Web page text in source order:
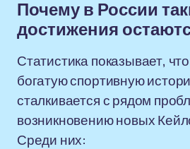
Почему в России
достижения
Статистика показывает,
богатую спортивную
сталкивается с рядом
возникновению новых
Среди них: